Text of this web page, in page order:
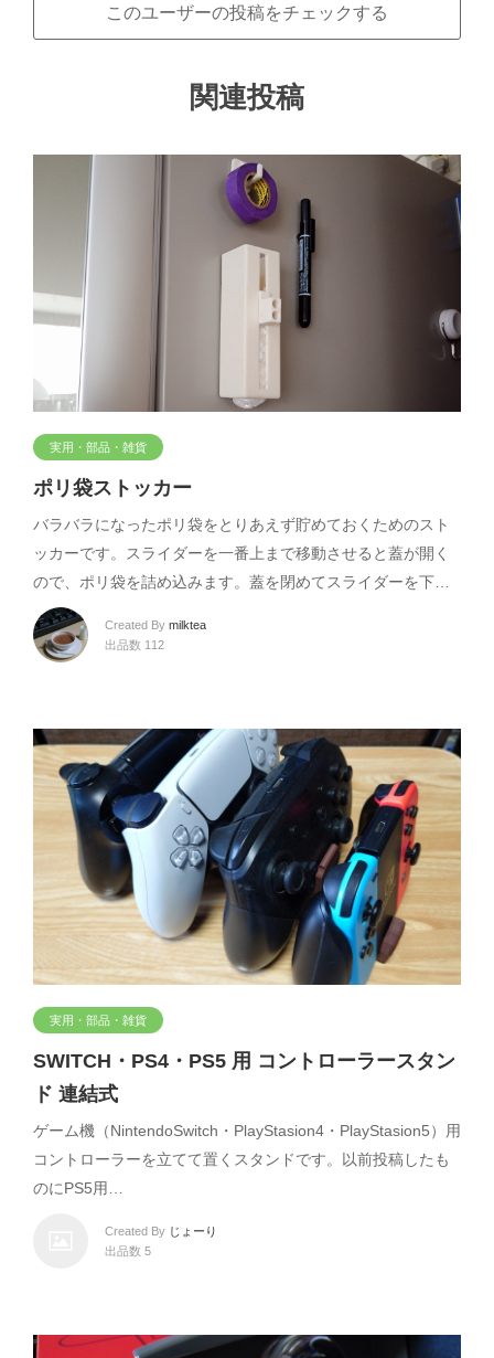
このユーザーの投稿をチェックする
関連投稿
実用・部品・雑貨
ポリ袋ストッカー
バラバラになったポリ袋をとりあえず貯めておくためのスト
ッカーです。スライダーを一番上まで移動させると蓋が開く
ので、ポリ袋を詰め込みます。蓋を閉めてスライダーを下…
Created By milktea
出品数 112
実用・部品・雑貨
SWITCH・PS4・PS5 用 コントローラースタン
ド 連結式
ゲーム機（NintendoSwitch・PlayStasion4・PlayStasion5）用
コントローラーを立てて置くスタンドです。以前投稿したも
のにPS5用…
Created By じょーり
出品数 5